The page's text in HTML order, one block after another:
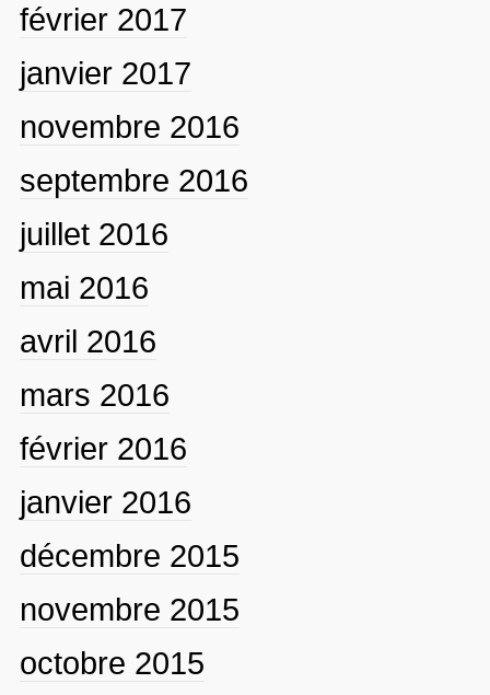
février 2017
janvier 2017
novembre 2016
septembre 2016
juillet 2016
mai 2016
avril 2016
mars 2016
février 2016
janvier 2016
décembre 2015
novembre 2015
octobre 2015